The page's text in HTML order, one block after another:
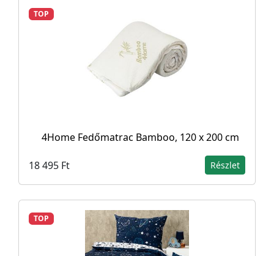
TOP
4Home Fedőmatrac Bamboo, 120 x 200 cm
18 495 Ft Részlet
TOP